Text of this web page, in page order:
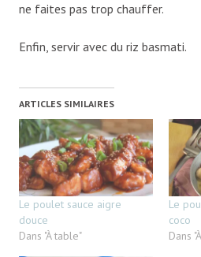
ne faites pas trop chauffer.
Enfin, servir avec du riz basmati.
ARTICLES SIMILAIRES
Le poulet sauce aigre
douce
Dans "À table"
Le
coco
Dans